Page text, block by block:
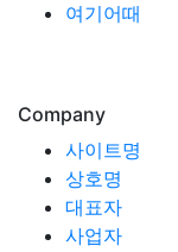
여기어때
Company
사이트명
상호명
대표자
사업자